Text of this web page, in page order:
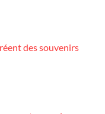
des souvenirs